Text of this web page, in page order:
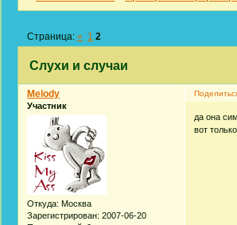
Слухи и случаи
Страница:« 1 2
Melody
Участник
Откуда: Москва
Зарегистрирован: 2007-06-20
да она
вот